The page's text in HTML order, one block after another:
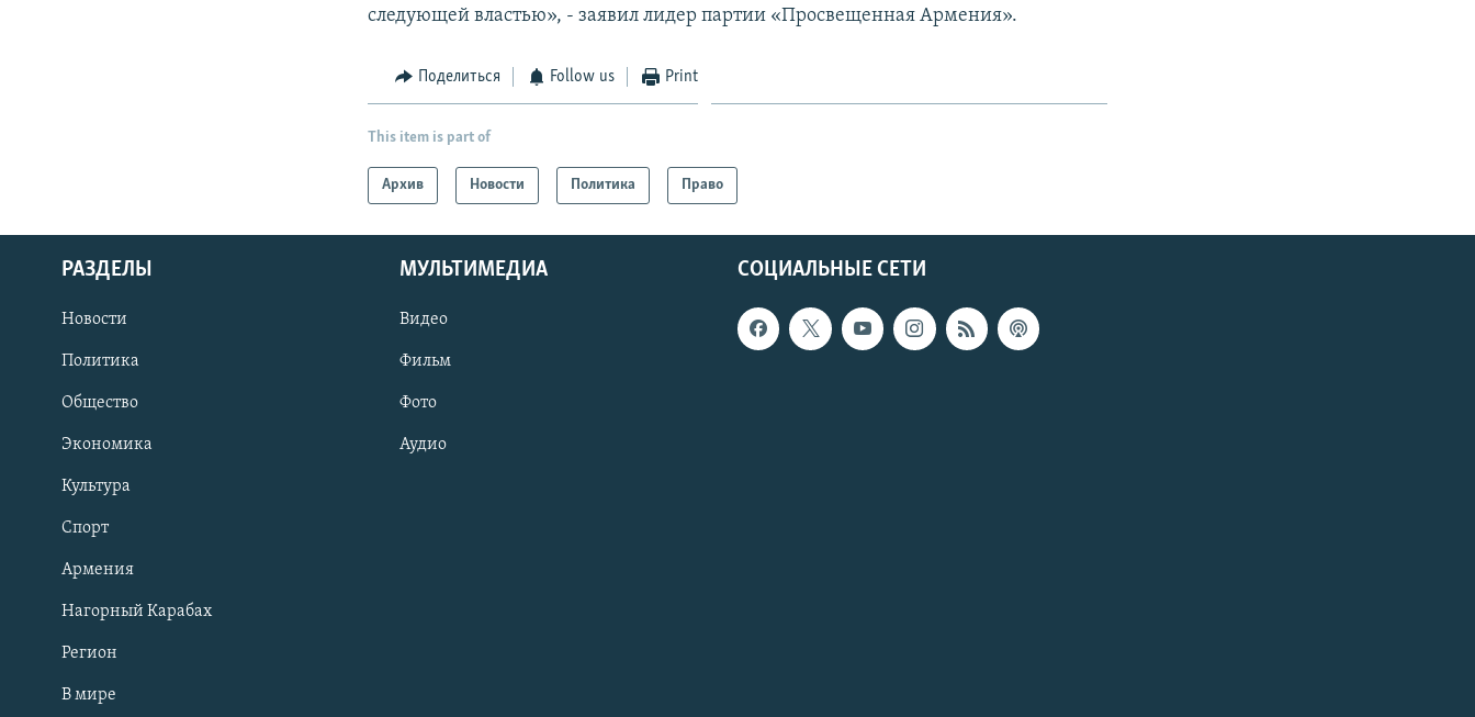
следующей властью», - заявил лидер партии «Просвещенная Армения».
Поделиться Follow us Print
This item is part of
Архив Новости Политика Право
СОЦИАЛЬНЫЕ СЕТИ
РАЗДЕЛЫ
Новости
Политика
Общество
Экономика
Культура
Спорт
Армения
Нагорный Карабах
Регион
В мире
МУЛЬТИМЕДИА
Видео
Фильм
Фото
Аудио